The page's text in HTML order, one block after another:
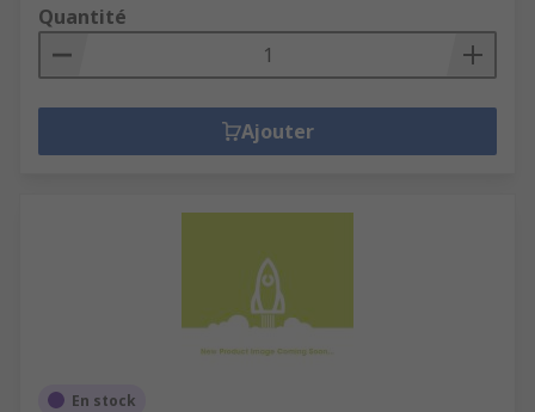
Quantité
Ajouter
En stock